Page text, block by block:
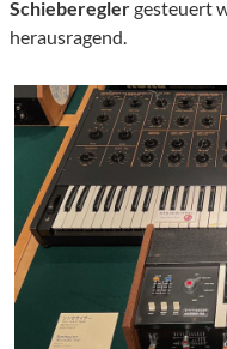
Schiebereglergesteuert
herausragend.